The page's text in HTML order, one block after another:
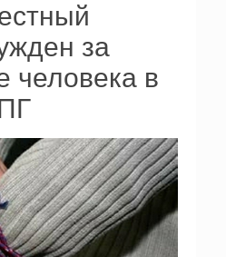
за
человека в